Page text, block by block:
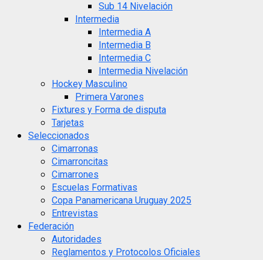
Sub 14 Nivelación
Intermedia
Intermedia A
Intermedia B
Intermedia C
Intermedia Nivelación
Hockey Masculino
Primera Varones
Fixtures y Forma de disputa
Tarjetas
Seleccionados
Cimarronas
Cimarroncitas
Cimarrones
Escuelas Formativas
Copa Panamericana Uruguay 2025
Entrevistas
Federación
Autoridades
Reglamentos y Protocolos Oficiales